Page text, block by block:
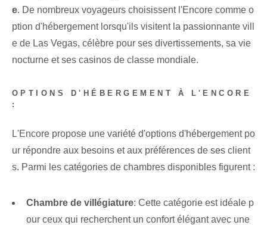
e. De nombreux voyageurs choisissent l'Encore comme o
ption d'hébergement lorsqu'ils visitent la passionnante vill
e de Las Vegas, célèbre pour ses divertissements, sa vie
nocturne et ses casinos de classe mondiale.
OPTIONS D'HÉBERGEMENT À L'ENCORE
:
L'Encore propose une variété d'options d'hébergement po
ur répondre aux besoins et aux préférences de ses client
s. Parmi les catégories de chambres disponibles figurent :
Chambre de villégiature: Cette catégorie est idéale p
our ceux qui recherchent un confort élégant avec une